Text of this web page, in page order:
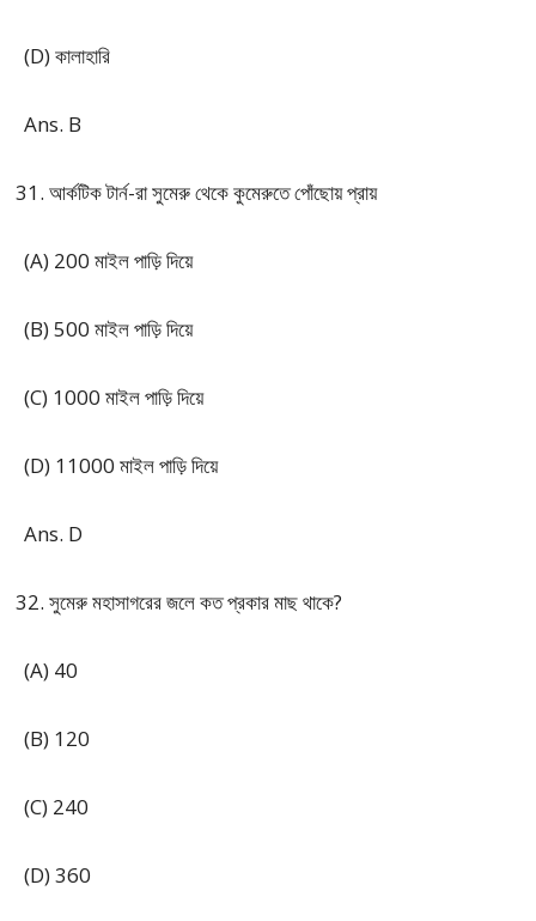
(D) কালাহারি
Ans. B
আর্কটিক টার্ন-রা সুমেরু থেকে কুমেরুতে পোঁছোয় প্রায়
(A) 200 মাইল পাড়ি দিয়ে
(B) 500 মাইল পাড়ি দিয়ে
(C) 1000 মাইল পাড়ি দিয়ে
(D) 11000 মাইল পাড়ি দিয়ে
Ans. D
সুমেরু মহাসাগরের জলে কত প্রকার মাছ থাকে?
(A) 40
(B) 120
(C) 240
(D) 360